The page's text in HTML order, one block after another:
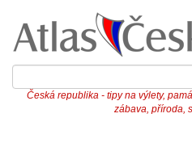
Česká republika - tipy na výlety,
zábava, příroda,